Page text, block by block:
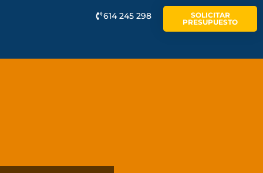
614 245 298
SOLICITAR
PRESUPUESTO